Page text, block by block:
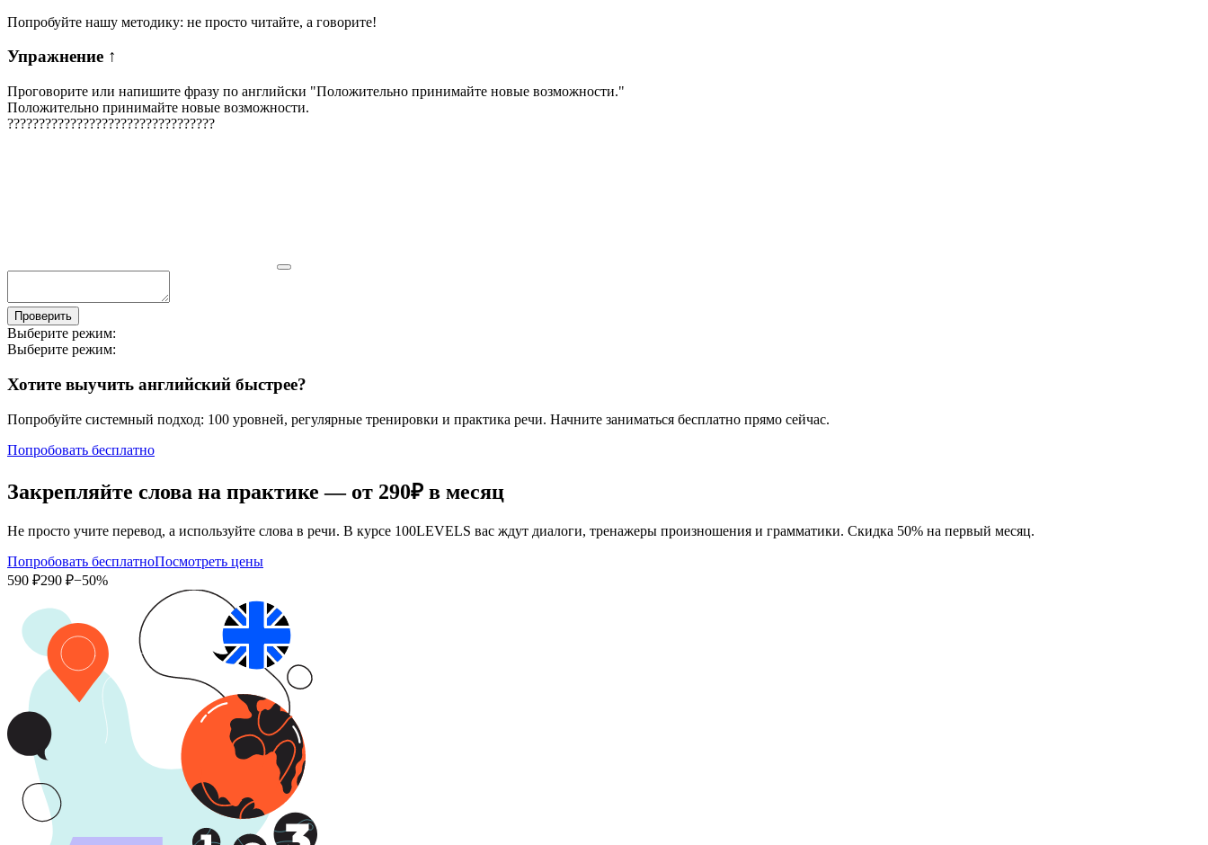
Попробуйте нашу методику: не просто читайте, а говорите!
Упражнение ↑
Проговорите или напишите фразу по английски "Положительно принимайте новые возможности."
Положительно принимайте новые возможности.
?????????????????????????????????
Проверить
Выберите режим:
Выберите режим:
Хотите выучить английский быстрее?
Попробуйте системный подход: 100 уровней, регулярные тренировки и практика речи. Начните заниматься бесплатно прямо сейчас.
Попробовать бесплатно
Закрепляйте слова на практике — от 290₽ в месяц
Не просто учите перевод, а используйте слова в речи. В курсе 100LEVELS вас ждут диалоги, тренажеры произношения и грамматики. Скидка 50% на первый месяц.
Попробовать бесплатноПосмотреть цены
590 ₽290 ₽−50%